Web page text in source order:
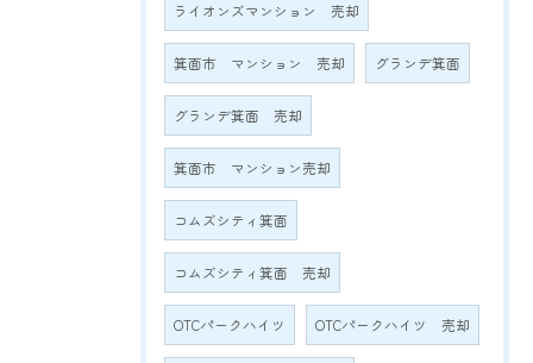
ライオンズマンション 売却
箕面市 マンション 売却 グランデ箕面
グランデ箕面 売却
箕面市 マンション売却
コムズシティ箕面
コムズシティ箕面 売却
OTCパークハイツ OTCパークハイツ 売却